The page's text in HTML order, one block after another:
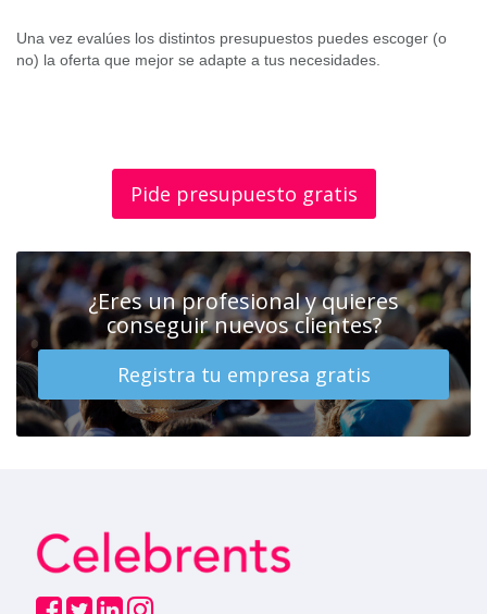
Una vez evalúes los distintos presupuestos puedes escoger (o
no) la oferta que mejor se adapte a tus necesidades.
Pide presupuesto gratis
¿Eres un profesional y quieres
conseguir nuevos clientes?
Registra tu empresa gratis